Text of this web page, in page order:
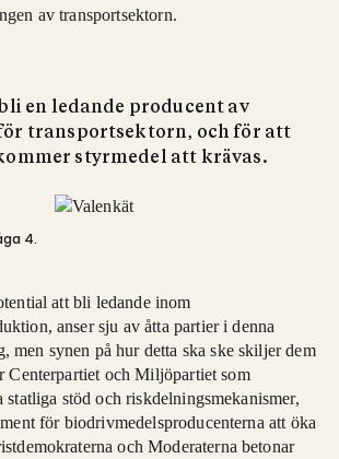
av transportsektorn.
en ledande producent av
transportsektorn, och för att
styrmedel att krävas.
4.
att bli ledande inom
anser sju av åtta partier i denna
men synen på hur detta ska ske skiljer dem
Centerpartiet och Miljöpartiet som
stöd och riskdelningsmekanismer,
för biodrivmedelsproducenterna att öka
och Moderaterna betonar